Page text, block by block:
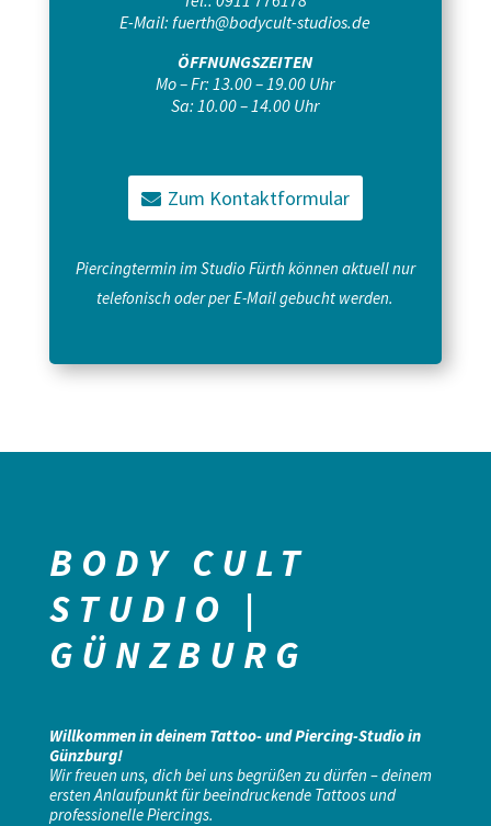
E-Mail:fuerth@bodycult-studios.de
ÖFFNUNGSZEITEN
Mo – Fr: 13.00 – 19.00 Uhr
Sa: 10.00 – 14.00 Uhr
Zum Kontaktformular
Piercingtermin im Studio Fürth können aktuell nur
telefonisch oder per E-Mail gebucht werden.
BODY CULT
STUDIO |
GÜNZBURG
Willkommen in deinem Tattoo- und Piercing-Studio in
Günzburg!
Wir freuen uns, dich bei uns begrüßen zu dürfen – deinem
ersten Anlaufpunkt für beeindruckende Tattoos und
professionelle Piercings.